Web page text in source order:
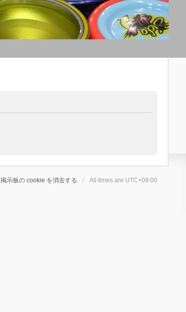
掲示板の cookie を消去する All times are UTC+09:00